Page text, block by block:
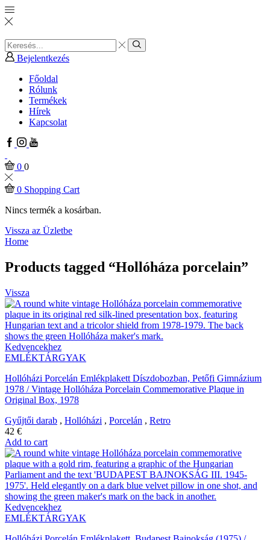
Search
input
Search
Bejelentkezés
Főoldal
Rólunk
Termékek
Hírek
Kapcsolat
Facebook
Instagram
Youtube
0 0
0 Shopping Cart
Nincs termék a kosárban.
Vissza az Üzletbe
Home
Products tagged “Hollóháza porcelain”
Vissza
Kedvencekhez
EMLÉKTÁRGYAK
Hollóházi Porcelán Emlékplakett Díszdobozban, Petőfi Gimnázium
1978 / Vintage Hollóháza Porcelain Commemorative Plaque in
Original Box, 1978
Gyűjtői darab , Hollóházi , Porcelán , Retro
42 €
Add to cart
Kedvencekhez
EMLÉKTÁRGYAK